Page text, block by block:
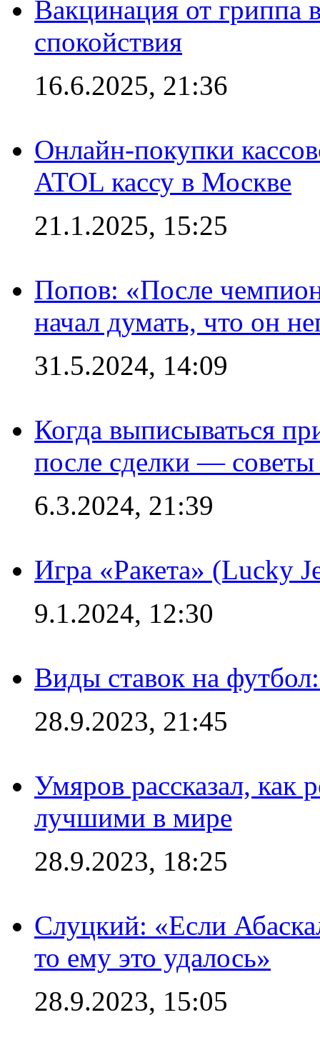
Вакцинация от гриппа
спокойствия
16.6.2025, 21:36
Онлайн-покупки
ATOL кассу в Москве
21.1.2025, 15:25
Попов: «После
начал думать, что он
31.5.2024, 14:09
Когда выписываться
после сделки —
6.3.2024, 21:39
Игра «Ракета» (Lucky
9.1.2024, 12:30
Виды ставок на
28.9.2023, 21:45
Умяров рассказал, как
лучшими в мире
28.9.2023, 18:25
Слуцкий: «Если
то ему это удалось»
28.9.2023, 15:05